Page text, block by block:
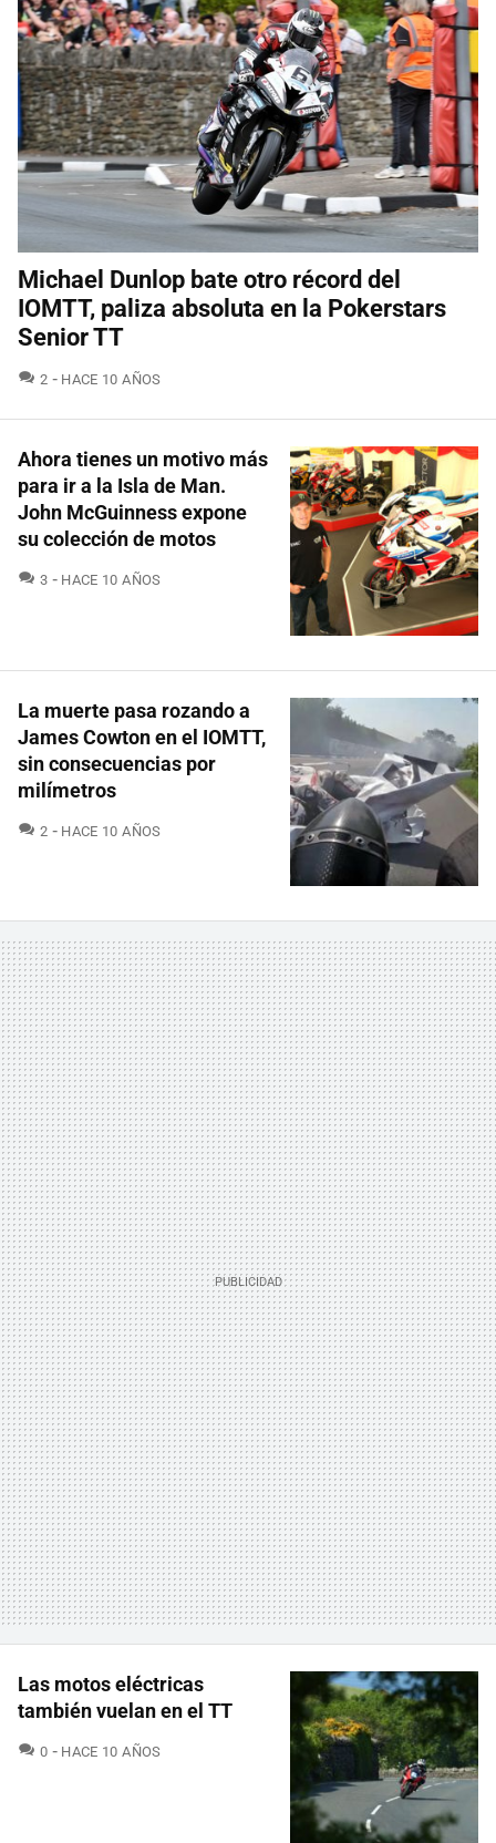
Michael Dunlop bate otro récord del
IOMTT, paliza absoluta en la Pokerstars
Senior TT
2 COMENTARIOS
HACE 10 AÑOS
Ahora tienes un motivo más
para ir a la Isla de Man.
John McGuinness expone
su colección de motos
3 COMENTARIOS
HACE 10 AÑOS
La muerte pasa rozando a
James Cowton en el IOMTT,
sin consecuencias por
milímetros
2 COMENTARIOS
HACE 10 AÑOS
Las motos eléctricas
también vuelan en el TT
0 COMENTARIOS
HACE 10 AÑOS